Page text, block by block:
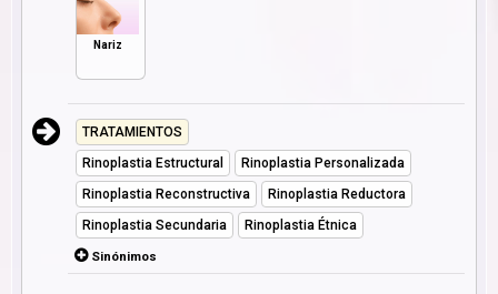
Nariz
TRATAMIENTOS
Rinoplastia Estructural
Rinoplastia Personalizada
Rinoplastia Reconstructiva
Rinoplastia Reductora
Rinoplastia Secundaria
Rinoplastia Étnica
Sinónimos